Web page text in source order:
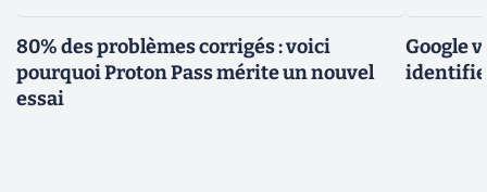
80% des problèmes corrigés : voici
pourquoi Proton Pass mérite un nouvel
essai
Google